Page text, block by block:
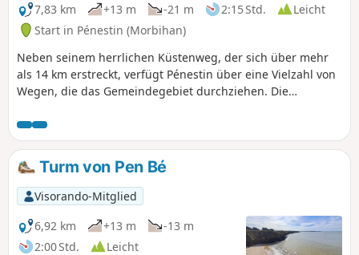
7,83 km
+13 m -21 m 2:15 Std.
Leicht
Start in Pénestin (Morbihan)
Neben seinem herrlichen Küstenweg, der sich über mehr
als 14 km erstreckt, verfügt Pénestin über eine Vielzahl von
Wegen, die das Gemeindegebiet durchziehen. Die
davon bis an den Rand der Marais de Pont Mahé zu
erkunden, bevor man über den Zöllnerweg zur Küste
zurückkehrt. Und wenn das Wetter und die Jahreszeit es
zulassen, zögern Sie nicht, die schönen Strände zu
genießen, die diese Route säumen.
Turm von Pen Bé
Visorando-Mitglied
6,92 km
+13 m
-13 m
2:00 Std.
Leicht